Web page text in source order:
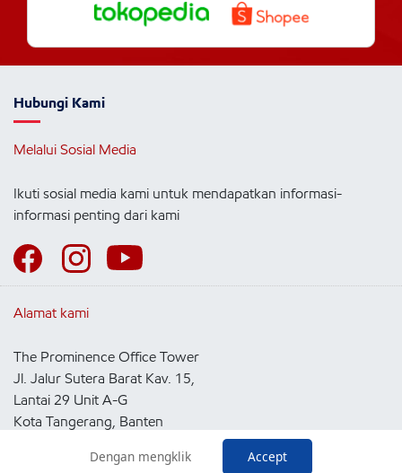
Hubungi Kami
Melalui Sosial Media
Ikuti sosial media kami untuk mendapatkan informasi-
informasi penting dari kami
Alamat kami
The Prominence Office Tower
Jl. Jalur Sutera Barat Kav. 15,
Lantai 29 Unit A-G
Kota Tangerang, Banten
Accept
Dengan mengklik